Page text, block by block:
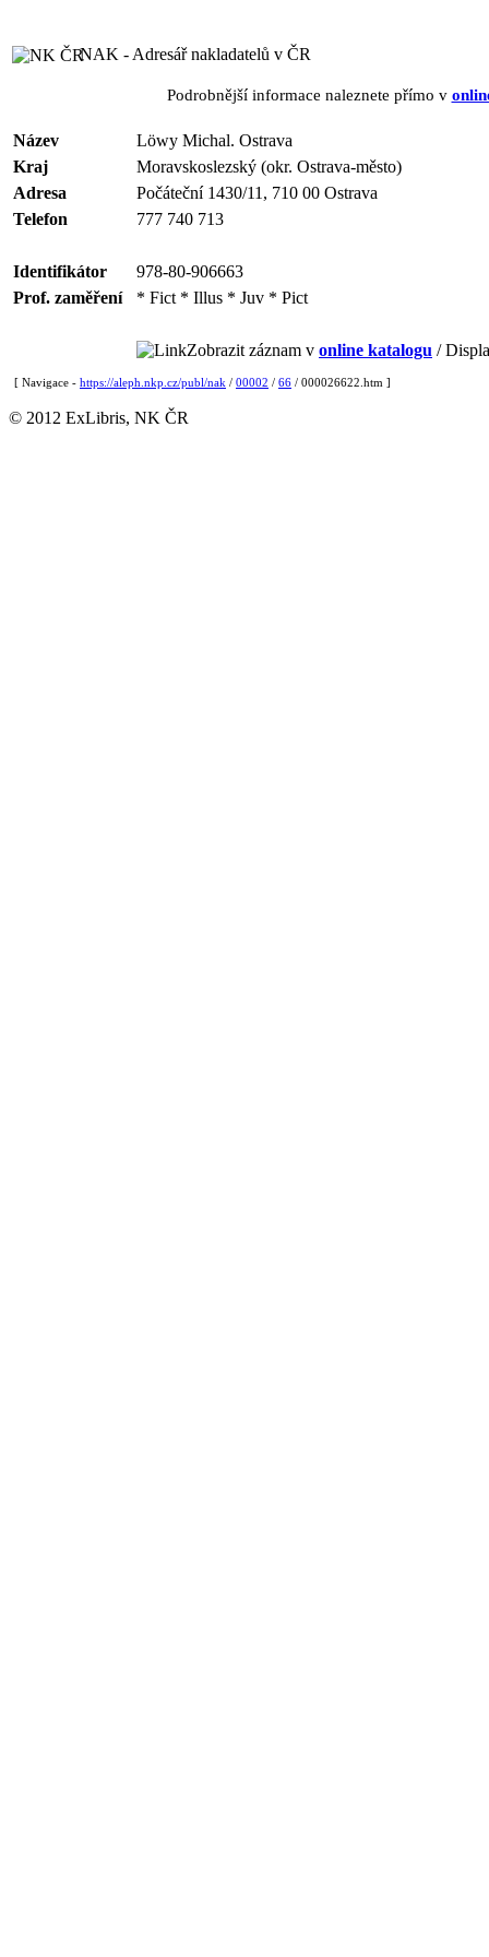
NAK - Adresář nakladatelů v ČR
Podrobnější informace naleznete přímo v
Název
Löwy Michal. Ostrava
Kraj
Moravskoslezský (okr. Ostrava-město)
Adresa
Počáteční 1430/11, 710 00 Ostrava
Telefon
777 740 713
Identifikátor
978-80-906663
Prof. zaměření
* Fict * Illus * Juv * Pict
Zobrazit záznam v online katalogu /
[ Navigace - https://aleph.nkp.cz/publ/nak / 00002 / 66 / 000026622.htm ]
© 2012 ExLibris, NK ČR